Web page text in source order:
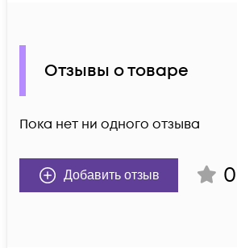
Отзывы о товаре
Пока нет ни одного отзыва
Добавить отзыв 0